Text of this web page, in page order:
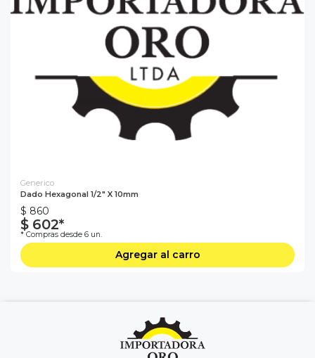
Generico
Dado Hexagonal 1/2" X 10mm
$ 860
$ 602*
* Compras desde 6 un.
Agregar al carro